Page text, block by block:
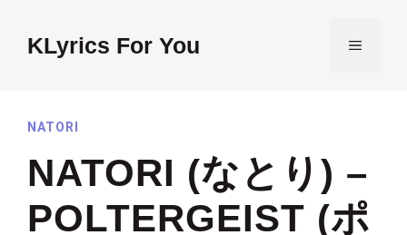
contentKLyrics For You MENU
NATORI
NATORI (なとり) –
POLTERGEIST (ポ